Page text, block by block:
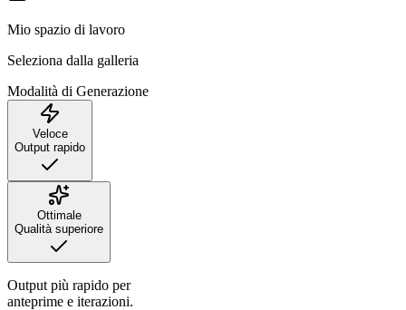
Mio spazio di lavoro
Seleziona dalla galleria
Modalità di Generazione
Veloce
Output rapido
Ottimale
Qualità superiore
Output più rapido per
anteprime e iterazioni.